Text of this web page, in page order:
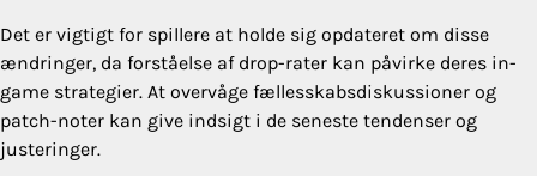
Det er vigtigt for spillere at holde sig opdateret om disse
ændringer, da forståelse af drop-rater kan påvirke deres in-
game strategier. At overvåge fællesskabsdiskussioner og
patch-noter kan give indsigt i de seneste tendenser og
justeringer.